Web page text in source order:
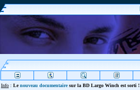
Info : Lenouveau documentairesur la BD Largo Winch est sorti !